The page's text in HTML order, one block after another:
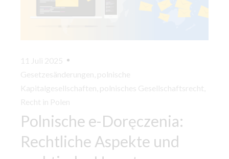
11 Juli 2025
Gesetzesänderungen polnische
Kapitalgesellschaften polnisches Gesellschaftsrecht
Recht in Polen
Polnische e-Doręczenia:
Rechtliche Aspekte und